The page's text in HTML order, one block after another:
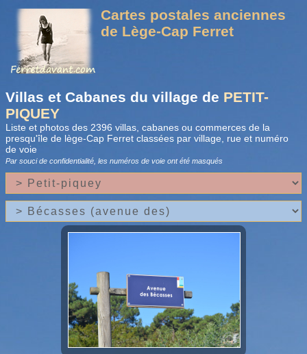
Cartes postales anciennes
de Lège-Cap Ferret
Villas et Cabanes du village de PETIT-
PIQUEY
Liste et photos des 2396 villas, cabanes ou commerces de la
presqu'île de lège-Cap Ferret classées par village, rue et numéro
de voie
Par souci de confidentialité, les numéros de voie ont été masqués